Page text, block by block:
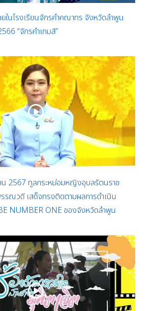
ในโรงเรียนจักรคำคณาทร จังหวัดลำพูน
“จักรคำเกมส์”
2567 ทูลกระหม่อมหญิงอุบลรัตนราช
ณวดี เสด็จทรงติดตามผลการดำเนิน
NUMBER ONE ของจังหวัดลำพูน